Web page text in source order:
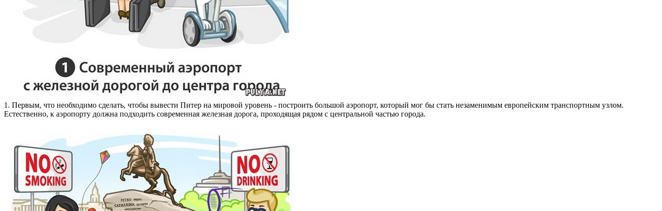
1. Первым, что необходимо сделать, чтобы вывести Питер на мировой уровень - построить большой аэропорт, который мог бы стать незаменимым европейским транспортным узлом.
Естественно, к аэропорту должна подходить современная железная дорога, проходящая рядом с центральной частью города.